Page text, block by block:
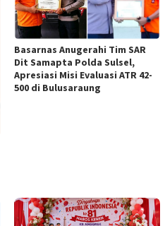
Basarnas Anugerahi Tim SAR
Dit Samapta Polda Sulsel,
Apresiasi Misi Evaluasi ATR 42-
500 di Bulusaraung